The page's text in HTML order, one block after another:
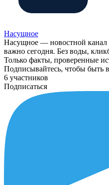
Насущное
Насущное — новостной канал
важно сегодня. Без воды,
Только факты, проверенные
Подписывайтесь, чтобы быть
6 участников
Подписаться